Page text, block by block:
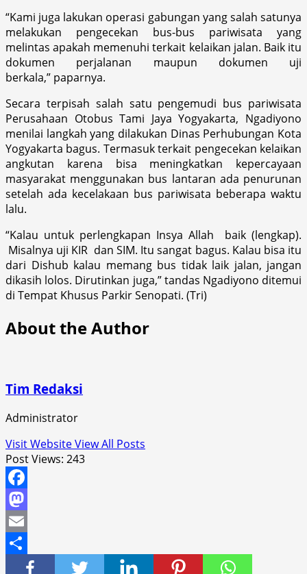
“Kami juga lakukan operasi gabungan yang salah satunya
melakukan pengecekan bus-bus pariwisata yang
melintas apakah memenuhi terkait kelaikan jalan. Baik itu
dokumen perjalanan maupun dokumen uji
berkala,” paparnya.
Secara terpisah salah satu pengemudi bus pariwisata
Perusahaan Otobus Tami Jaya Yogyakarta, Ngadiyono
menilai langkah yang dilakukan Dinas Perhubungan Kota
Yogyakarta bagus. Termasuk terkait pengecekan kelaikan
angkutan karena bisa meningkatkan kepercayaan
masyarakat menggunakan bus lantaran ada penurunan
setelah ada kecelakaan bus pariwisata beberapa waktu
lalu.
“Kalau untuk perlengkapan Insya Allah baik (lengkap).
Misalnya uji KIR dan SIM. Itu sangat bagus. Kalau bisa itu
dari Dishub kalau memang bus tidak laik jalan, jangan
dikasih lolos. Dirutinkan juga,” tandas Ngadiyono ditemui
di Tempat Khusus Parkir Senopati. (Tri)
About the Author
Tim Redaksi
Administrator
Visit WebsiteView All Posts
Post Views: 243
Facebook
Mastodon
Email
Share